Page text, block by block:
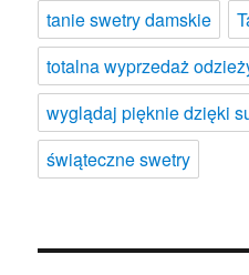
tanie swetry damskie
totalna wyprzedaż
wyglądaj pięknie dzięki
świąteczne swetry